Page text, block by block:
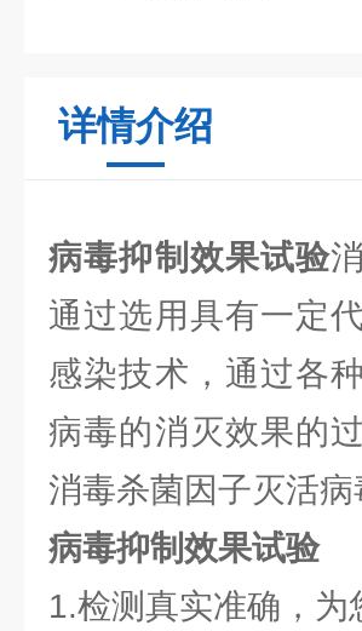
详情介绍
病毒抑制效果试验
通过选用具有一定
感染技术，通过各
病毒的消灭效果的
消毒杀菌因子灭活
病毒抑制效果试验
1.检测真实准确，